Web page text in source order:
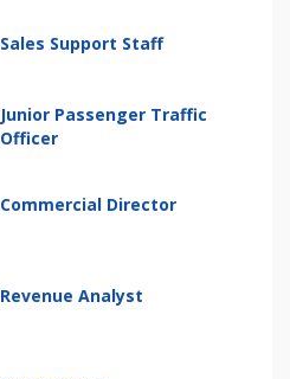
Sales Support Staff
Junior Passenger Traffic
Officer
Commercial Director
Revenue Analyst